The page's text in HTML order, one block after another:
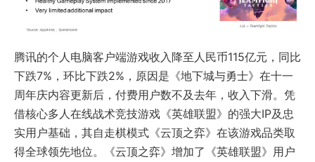
腾讯的个人电脑客户端游戏收入降至人民币115亿元，同比
下跌7%，环比下跌2%，原因是《地下城与勇士》在十一
周年庆内容更新后，付费用户数不及去年，收入下滑。凭
借核心多人在线战术竞技游戏《英雄联盟》的强大IP及忠
实用户基础，其自走棋模式《云顶之弈》在该游戏品类取
得全球领先地位。《云顶之弈》增加了《英雄联盟》用户